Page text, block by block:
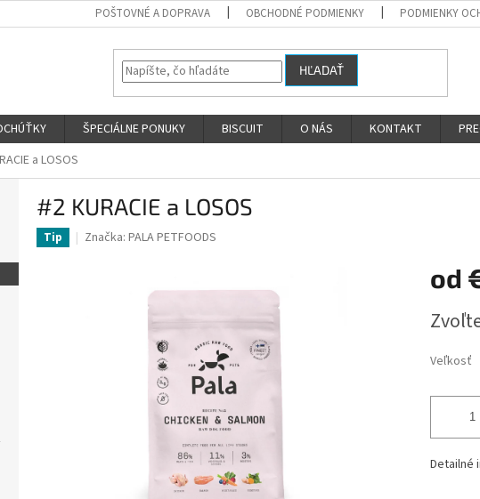
POŠTOVNÉ A DOPRAVA OBCHODNÉ PODMIENKY PODMIENKY
HĽADAŤ
ŠPECIÁLNE PONUKY BISCUIT O NÁS KONTAKT
a LOSOS
#2 KURACIE a LOSOS
Tip Značka: PALA PETFOODS
od
cena:
Veľkosť
Detailné